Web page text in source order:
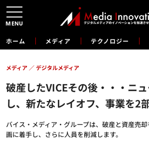
ホーム メディア テクノロジー
破産したVICEその後・・・ニ
し、新たなレイオフ、事業を2
バイス・メディア・グループは、破産と資産売
画に着手し、さらに人員を削減します。
メディア デジタルメディア
MENU